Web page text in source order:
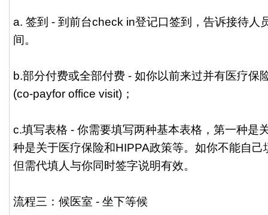
a. 签到 - 到前台check in登记口签到，告诉接待人
间。
b.部分付费或全部付费 - 如你以前来过并有医疗保
(co-payfor office visit)；
c.填写表格 - 你需要填写两种基本表格，第一种是
种是关于医疗保险和HIPPA政策等。如你不能自己
但需代填人与你同时签字说明有效。
流程三：候医室 - 坐下等候